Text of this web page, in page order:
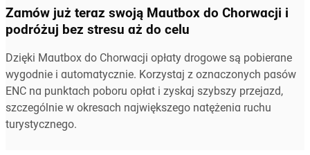
Zamów już teraz swoją Mautbox do Chorwacji i
podróżuj bez stresu aż do celu
Dzięki Mautbox do Chorwacji opłaty drogowe są pobierane
wygodnie i automatycznie. Korzystaj z oznaczonych pasów
ENC na punktach poboru opłat i zyskaj szybszy przejazd,
szczególnie w okresach największego natężenia ruchu
turystycznego.